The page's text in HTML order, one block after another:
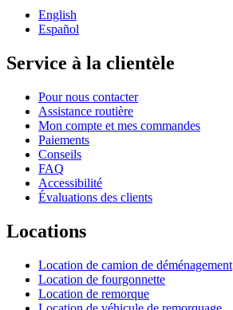
English
Español
Service à la clientèle
Pour nous contacter
Assistance routière
Mon compte et mes commandes
Paiements
Conseils
FAQ
Accessibilité
Évaluations des clients
Locations
Location de camion de déménagement
Location de fourgonnette
Location de remorque